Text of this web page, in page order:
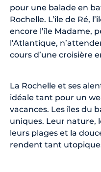
pour une balade en
Rochelle. L’île de Ré,
encore l’île Madame,
l’Atlantique,
cours d’une croisière
La Rochelle et ses
idéale tant pour un
vacances. Les îles du
uniques. Leur nature,
leurs plages et la
rendent tant